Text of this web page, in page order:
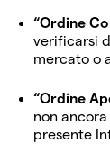
“Ordine
verificarsi
mercato o
“Ordine
non
presente